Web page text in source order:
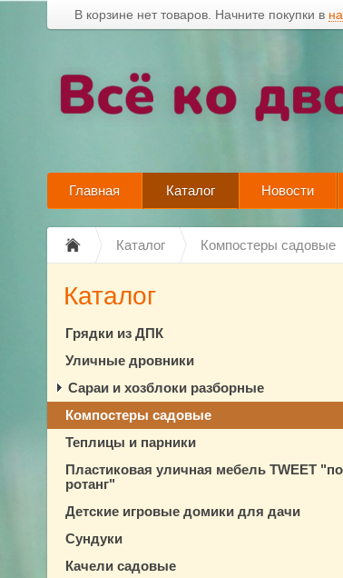
В корзине нет товаров. Начните покупки в
Главная Каталог Новости
Каталог Компостеры садовые
Каталог
Грядки из ДПК
Уличные дровники
Сараи и хозблоки разборные
Компостеры садовые
Теплицы и парники
Пластиковая уличная мебель TWEET
ротанг"
Детские игровые домики для дачи
Сундуки
Качели садовые